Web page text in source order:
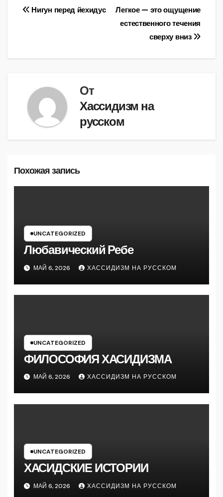
Навигация
записям
Легкое — это ощущение
естественного течения
сверху вниз
Нигун перед йехидус
От
Хассидизм на
русском
Похожая запись
UNCATEGORIZED
Любавический Ребе
МАЙ 6, 2026 ХАССИДИЗМ НА РУССКОМ
UNCATEGORIZED
ФИЛОСОФИЯ ХАСИДИЗМА
МАЙ 6, 2026 ХАССИДИЗМ НА РУССКОМ
UNCATEGORIZED
ХАСИДСКИЕ ИСТОРИИ
МАЙ 6, 2026 ХАССИДИЗМ НА РУССКОМ